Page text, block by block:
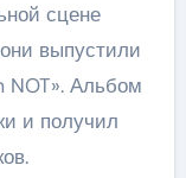
сцене
выпустили
Альбом
и получил